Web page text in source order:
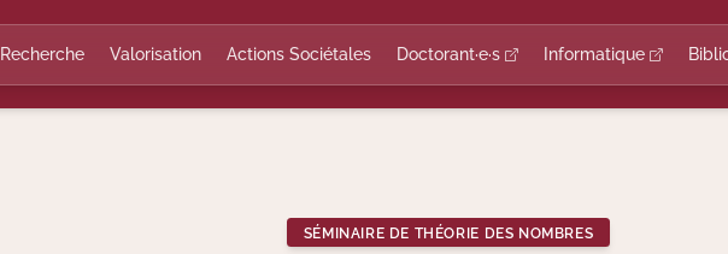
Recherche Valorisation Actions Sociétales Doctorant·e·s Informatique
SÉMINAIRE DE THÉORIE DES NOMBRES